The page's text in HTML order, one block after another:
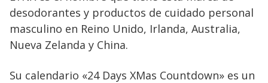
desodorantes y productos de cuidado personal
masculino en Reino Unido, Irlanda, Australia,
Nueva Zelanda y China.
Su calendario «24 Days XMas Countdown» es un